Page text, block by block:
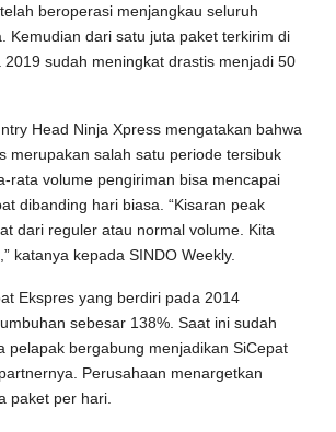
beroperasi menjangkau seluruh
Kemudian dari satu juta paket terkirim di
sudah meningkat drastis menjadi 50
Head Ninja Xpress mengatakan bahwa
merupakan salah satu periode tersibuk
rata volume pengiriman bisa mencapai
dibanding hari biasa. “Kisaran peak
dari reguler atau normal volume. Kita
katanya kepada SINDO Weekly.
Ekspres yang berdiri pada 2014
sebesar 138%. Saat ini sudah
pelapak bergabung menjadikan SiCepat
Perusahaan menargetkan
paket per hari.